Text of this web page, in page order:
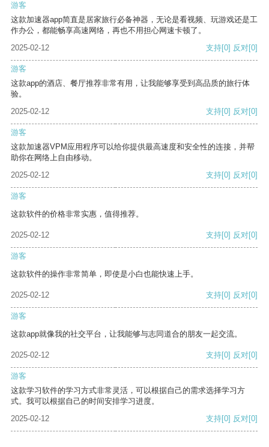
游客
这款加速器app简直是居家旅行必备神器，无论是看视频、玩游戏还是工
作办公，都能畅享高速网络，再也不用担心网速卡顿了。
2025-02-12
支持[0] 反对[0]
游客
这款app的酒店、餐厅推荐非常有用，让我能够享受到高品质的旅行体
验。
2025-02-12
支持[0] 反对[0]
游客
这款加速器VPM应用程序可以给你提供最高速度和安全性的连接，并帮
助你在网络上自由移动。
2025-02-12
支持[0] 反对[0]
游客
这款软件的价格非常实惠，值得推荐。
2025-02-12 支持[0] 反对[0]
游客
这款软件的操作非常简单，即使是小白也能快速上手。
2025-02-12 支持[0] 反对[0]
游客
这款app就像我的社交平台，让我能够与志同道合的朋友一起交流。
2025-02-12 支持[0] 反对[0]
游客
这款学习软件的学习方式非常灵活，可以根据自己的需求选择学习方
式。我可以根据自己的时间安排学习进度。
2025-02-12
支持[0] 反对[0]